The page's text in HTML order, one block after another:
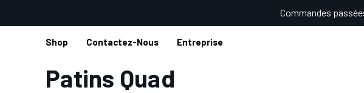
Commandes
Shop Contactez-Nous Entreprise
Patins Quad